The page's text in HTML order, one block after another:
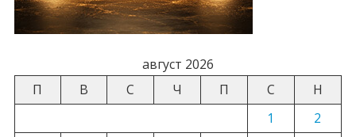
август 2026
П
В С Ч П С
Н
1
2